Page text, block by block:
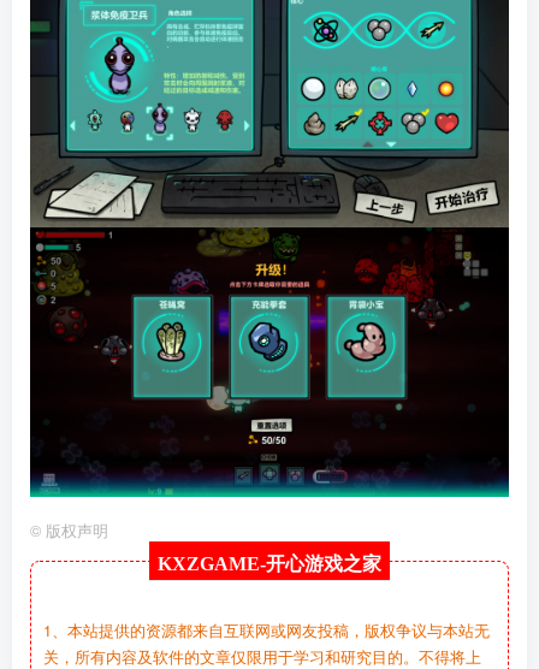
© 版权声明
KXZGAME-开心游戏之家
1、本站提供的资源都来自互联网或网友投稿，版权争议与本站无
关，所有内容及软件的文章仅限用于学习和研究目的。不得将上